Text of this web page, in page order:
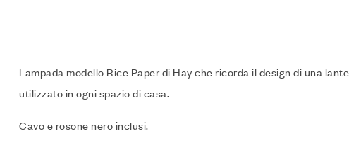
Lampada modello Rice Paper di Hay che ricorda il design di una
utilizzato in ogni spazio di casa.
Cavo e rosone nero inclusi.